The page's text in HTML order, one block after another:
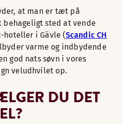
at man er tæt på
sted at vende
hoteller i Gävle (Scandic CH
varme og indbydende
god nats søvn i vores
veludhvilet op.
DU DET